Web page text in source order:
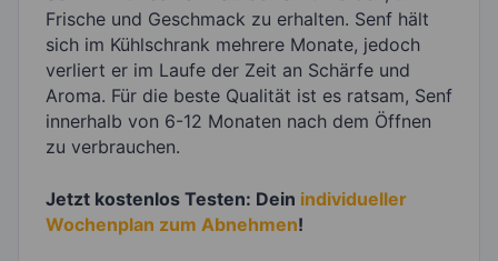
Frische und Geschmack zu erhalten. Senf hält
sich im Kühlschrank mehrere Monate, jedoch
verliert er im Laufe der Zeit an Schärfe und
Aroma. Für die beste Qualität ist es ratsam, Senf
innerhalb von 6-12 Monaten nach dem Öffnen
zu verbrauchen.
Jetzt kostenlos Testen: Dein individueller
Wochenplan zum Abnehmen!